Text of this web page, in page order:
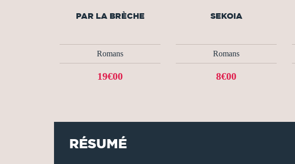
PAR LA BRÈCHE
Romans
19€00
SEKOIA
Romans
8€00
RÉSUMÉ